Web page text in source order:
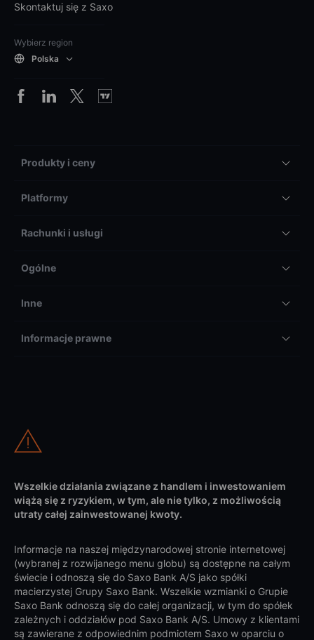
Skontaktuj się z Saxo
Wybierz region
Polska
Produkty i ceny
Platformy
Rachunki i usługi
Ogólne
Inne
Informacje prawne
Wszelkie działania związane z handlem i inwestowaniem
wiążą się z ryzykiem, w tym, ale nie tylko, z możliwością
utraty całej zainwestowanej kwoty.
Informacje na naszej międzynarodowej stronie internetowej
(wybranej z rozwijanego menu globu) są dostępne na całym
świecie i odnoszą się do Saxo Bank A/S jako spółki
macierzystej Grupy Saxo Bank. Wszelkie wzmianki o Grupie
Saxo Bank odnoszą się do całej organizacji, w tym do spółek
zależnych i oddziałów pod Saxo Bank A/S. Umowy z klientami
są zawierane z odpowiednim podmiotem Saxo w oparciu o